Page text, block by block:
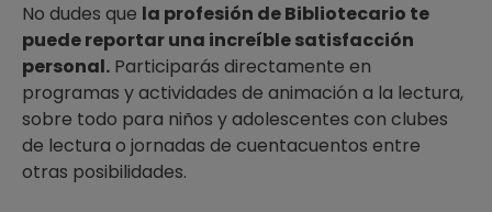
No dudes que la profesión de Bibliotecario te
puede reportar una increíble satisfacción
personal. Participarás directamente en
programas y actividades de animación a la lectura,
sobre todo para niños y adolescentes con clubes
de lectura o jornadas de cuentacuentos entre
otras posibilidades.